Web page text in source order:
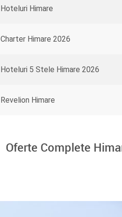
Hoteluri Himare
Charter Himare 2026
Hoteluri 5 Stele Himare 2026
Revelion Himare
Oferte Complete